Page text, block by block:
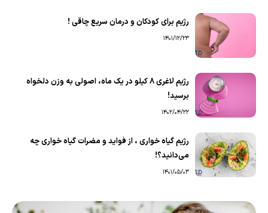
رژیم برای کودکان و درمان سریع چاقی !
1401/12/23
رژیم لاغری 8 کیلو در یک ماه، اصولی به وزن دلخواه
برسید!
1402/04/22
رژیم گیاه خواری ، از فواید و مضرات گیاه خواری چه
می‌دانید؟!
1401/05/03